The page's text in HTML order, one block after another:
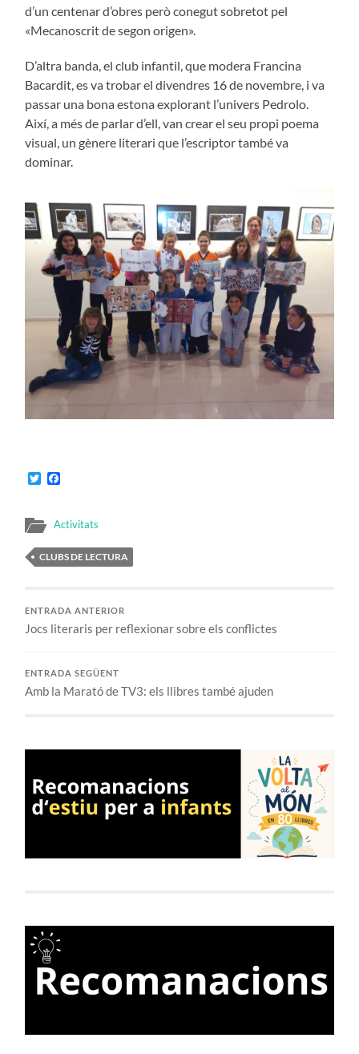
d’un centenar d’obres però conegut sobretot pel
«Mecanoscrit de segon origen».
D’altra banda, el club infantil, que modera Francina
Bacardit, es va trobar el divendres 16 de novembre, i va
passar una bona estona explorant l’univers Pedrolo.
Així, a més de parlar d’ell, van crear el seu propi poema
visual, un gènere literari que l’escriptor també va
dominar.
Twitter
Activitats
CLUBS DE LECTURA
ENTRADA ANTERIOR
Jocs literaris per reflexionar sobre els conflictes
ENTRADA SEGÜENT
Amb la Marató de TV3: els llibres també ajuden